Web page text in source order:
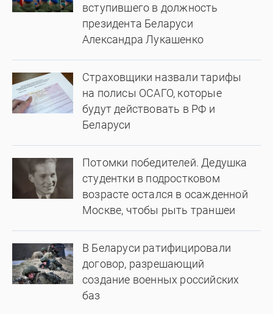
вступившего в должность
президента Беларуси
Александра Лукашенко
Страховщики назвали тарифы
на полисы ОСАГО, которые
будут действовать в РФ и
Беларуси
Потомки победителей. Дедушка
студентки в подростковом
возрасте остался в осажденной
Москве, чтобы рыть траншеи
В Беларуси ратифицировали
договор, разрешающий
создание военных российских
баз